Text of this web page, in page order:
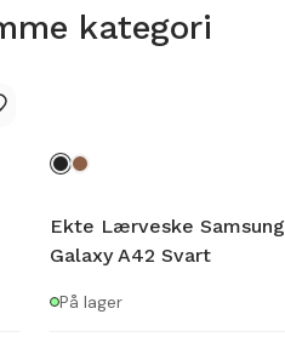
kategori
Ekte Lærveske Samsung
Galaxy A42 Svart
På lager